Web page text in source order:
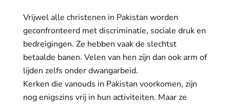
Vrijwel alle christenen in Pakistan worden
geconfronteerd met discriminatie, sociale druk en
bedreigingen. Ze hebben vaak de slechtst
betaalde banen. Velen van hen zijn dan ook arm of
lijden zelfs onder dwangarbeid.
Kerken die vanouds in Pakistan voorkomen, zijn
nog enigszins vrij in hun activiteiten. Maar ze